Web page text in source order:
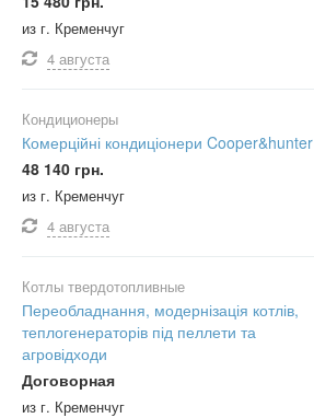
из г. Кременчуг
4 августа
Кондиционеры
Комерційні кондиціонери Cooper&hunter
48 140 грн.
из г. Кременчуг
4 августа
Котлы твердотопливные
Переобладнання, модернізація котлів,
теплогенераторів під пеллети та
агровідходи
Договорная
из г. Кременчуг